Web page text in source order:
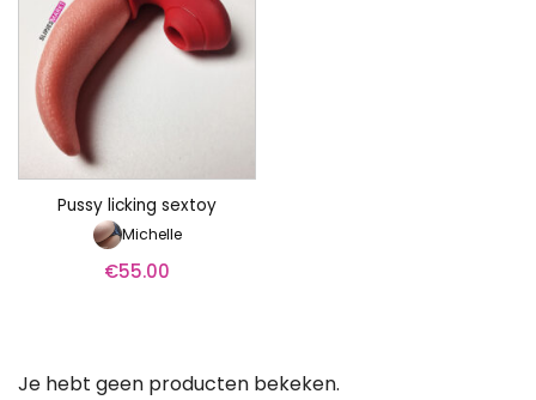
Pussy licking sextoy
Michelle
€55.00
Je hebt geen producten bekeken.